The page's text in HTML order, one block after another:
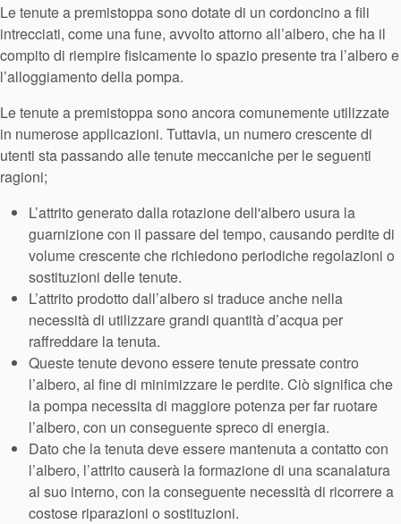
Certificazioni e standard
Contatti
Articoli
Le tenute a premistoppa sono dotate di un cordoncino a fili
intrecciati, come una fune, avvolto attorno all’albero, che ha il
compito di riempire fisicamente lo spazio presente tra l’albero e
l’alloggiamento della pompa.
Le tenute a premistoppa sono ancora comunemente utilizzate
in numerose applicazioni. Tuttavia, un numero crescente di
utenti sta passando alle tenute meccaniche per le seguenti
ragioni;
L’attrito generato dalla rotazione dell'albero usura la
guarnizione con il passare del tempo, causando perdite di
volume crescente che richiedono periodiche regolazioni o
sostituzioni delle tenute.
L’attrito prodotto dall’albero si traduce anche nella
necessità di utilizzare grandi quantità d’acqua per
raffreddare la tenuta.
Queste tenute devono essere tenute pressate contro
l’albero, al fine di minimizzare le perdite. Ciò significa che
la pompa necessita di maggiore potenza per far ruotare
l’albero, con un conseguente spreco di energia.
Dato che la tenuta deve essere mantenuta a contatto con
l’albero, l’attrito causerà la formazione di una scanalatura
al suo interno, con la conseguente necessità di ricorrere a
costose riparazioni o sostituzioni.